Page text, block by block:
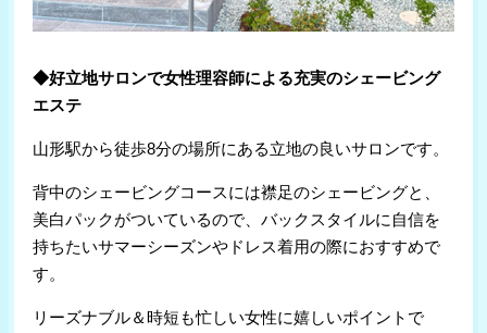
◆好立地サロンで女性理容師による充実のシェービング
エステ
山形駅から徒歩8分の場所にある立地の良いサロンです。
背中のシェービングコースには襟足のシェービングと、
美白パックがついているので、バックスタイルに自信を
持ちたいサマーシーズンやドレス着用の際におすすめで
す。
リーズナブル＆時短も忙しい女性に嬉しいポイントで